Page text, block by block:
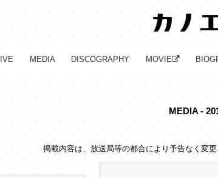
MEDIA DISCOGRAPHY MOVIE
MEDIA -
掲載内容は、放送局等の都合により予告なく変